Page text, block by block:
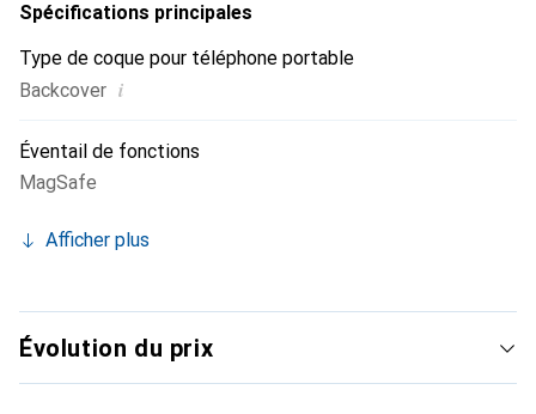
Spécifications principales
Type de coque pour téléphone portable
Backcover i
Éventail de fonctions
MagSafe
Afficher plus
Évolution du prix